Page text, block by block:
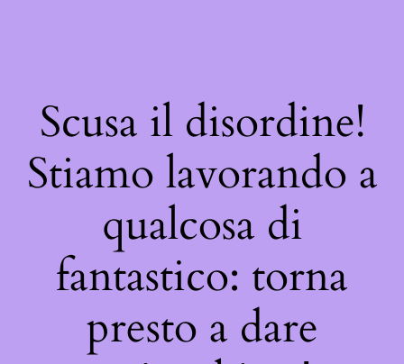
Scusa il disordine!
Stiamo lavorando a
qualcosa di
fantastico: torna
presto a dare